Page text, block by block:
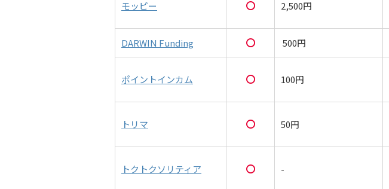
モッピー 2,500円
DARWIN Funding 500円
ポイントインカム 100円
トリマ 50円
トクトクソリティア -